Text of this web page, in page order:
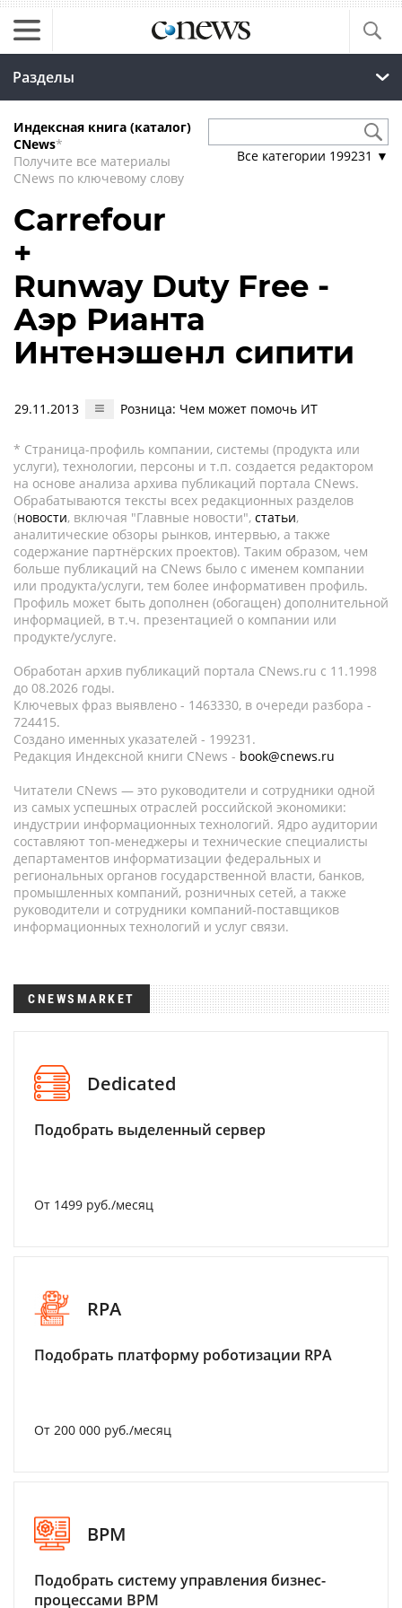
Разделы
Индексная книга (каталог)
CNews*
Получите все материалы
CNews по ключевому слову
Все категории 199231 ▼
Carrefour
+
Runway Duty Free -
Аэр Рианта
Интенэшенл сипити
29.11.2013 Розница: Чем может помочь ИТ
* Страница-профиль компании, системы (продукта или
услуги), технологии, персоны и т.п. создается редактором
на основе анализа архива публикаций портала CNews.
Обрабатываются тексты всех редакционных разделов
(новости, включая "Главные новости", статьи,
аналитические обзоры рынков, интервью, а также
содержание партнёрских проектов). Таким образом, чем
больше публикаций на CNews было с именем компании
или продукта/услуги, тем более информативен профиль.
Профиль может быть дополнен (обогащен) дополнительной
информацией, в т.ч. презентацией о компании или
продукте/услуге.
Обработан архив публикаций портала CNews.ru c 11.1998
до 08.2026 годы.
Ключевых фраз выявлено - 1463330, в очереди разбора -
724415.
Создано именных указателей - 199231.
Редакция Индексной книги CNews - book@cnews.ru
Читатели CNews — это руководители и сотрудники одной
из самых успешных отраслей российской экономики:
индустрии информационных технологий. Ядро аудитории
составляют топ-менеджеры и технические специалисты
департаментов информатизации федеральных и
региональных органов государственной власти, банков,
промышленных компаний, розничных сетей, а также
руководители и сотрудники компаний-поставщиков
информационных технологий и услуг связи.
CNEWSMARKET
Dedicated
Подобрать выделенный сервер
От 1499 руб./месяц
RPA
Подобрать платформу роботизации RPA
От 200 000 руб./месяц
BPM
Подобрать систему управления бизнес-
процессами BPM